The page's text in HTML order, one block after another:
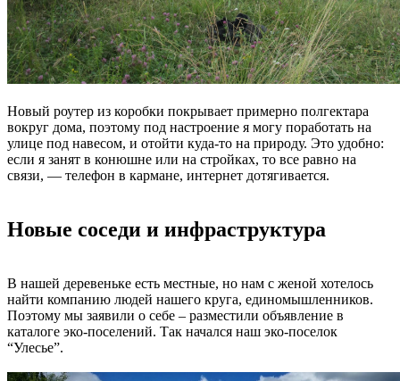
Новый роутер из коробки покрывает примерно полгектара
вокруг дома, поэтому под настроение я могу поработать на
улице под навесом, и отойти куда-то на природу. Это удобно:
если я занят в конюшне или на стройках, то все равно на
связи, — телефон в кармане, интернет дотягивается.
Новые соседи и инфраструктура
В нашей деревеньке есть местные, но нам с женой хотелось
найти компанию людей нашего круга, единомышленников.
Поэтому мы заявили о себе – разместили объявление в
каталоге эко-поселений. Так начался наш эко-поселок
“Улесье”.